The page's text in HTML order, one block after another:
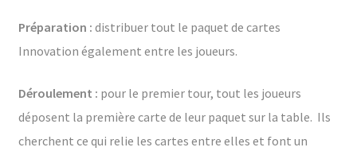
Préparation : distribuer tout le paquet de cartes
Innovation également entre les joueurs.
Déroulement : pour le premier tour, tout les joueurs
déposent la première carte de leur paquet sur la table. Ils
cherchent ce qui relie les cartes entre elles et font un